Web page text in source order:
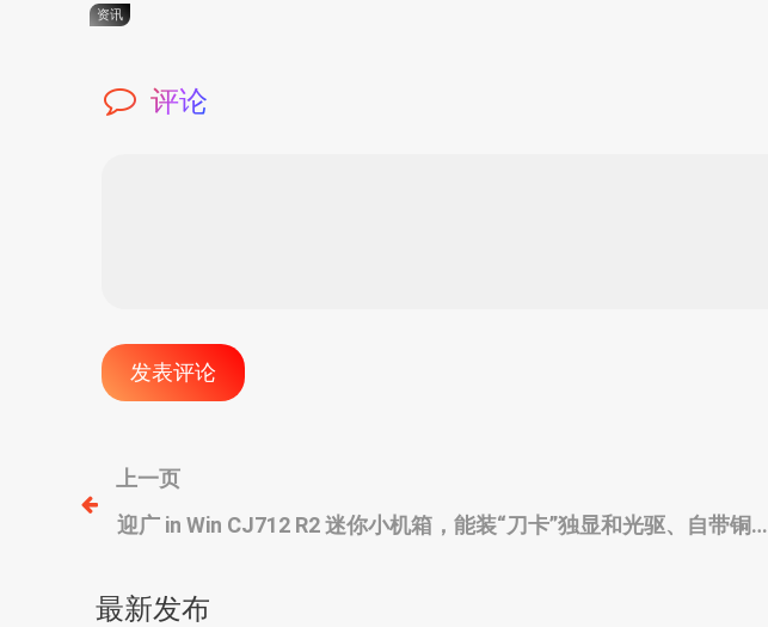
资讯
评论
文
章
导
上一页
迎广 in Win CJ712 R2 迷你小机箱，能装“刀卡”独显和光驱、自带铜牌
最新发布